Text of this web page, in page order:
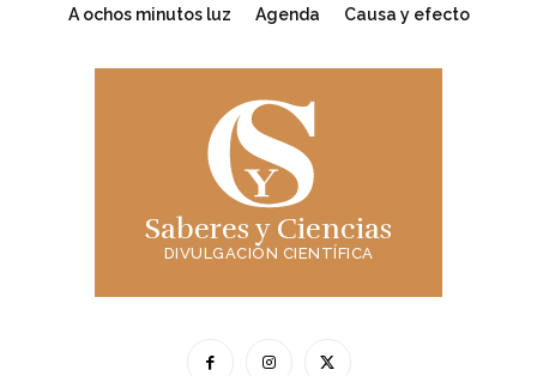
A ochos minutos luz Agenda Causa y efecto
Saberes y Ciencias
DIVULGACIÓN CIENTÍFICA